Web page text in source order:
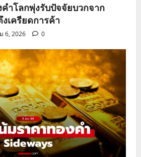
ำโลกพุ่งรับปัจจัยบวกจาก
เครียดการค้า
6, 2026 0